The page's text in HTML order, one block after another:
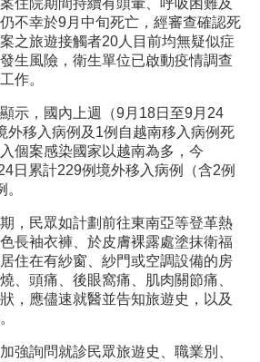
院期間持續有頭暈、呼吸困難及
不幸於9月中旬死亡，經審查確認死
之旅遊接觸者20人目前均無疑似症
生風險，衛生單位已啟動疫情調查
作。
，國內上週（9月18日至9月24
外移入病例及1例自越南移入病例死
個案感染國家以越南為多，今
日累計229例境外移入病例（含2例
民眾如計劃前往東南亞等登革熱
長袖衣褲、於皮膚裸露處塗抹衛福
住在有紗窗、紗門或空調設備的房
、頭痛、後眼窩痛、肌肉關節痛、
，應儘速就醫並告知旅遊史，以及
詢問就診民眾旅遊史、職業別、